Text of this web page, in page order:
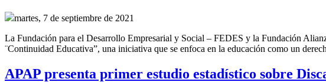
martes, 7 de septiembre de 2021
La Fundación para el Desarrollo Empresarial y Social – FEDES y la Fundación
¨Continuidad Educativa”, una iniciativa que se enfoca en la educación como un
APAP presenta primer estudio estadístico sobre